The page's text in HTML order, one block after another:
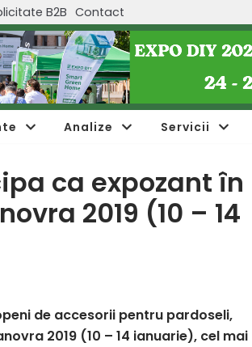
B2B Contact
Analize Servicii
ca expozant în
2019 (10 – 14
de accesorii pentru pardoseli,
2019 (10 – 14 ianuarie), cel mai